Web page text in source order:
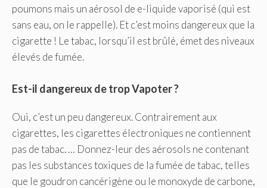
poumons mais un aérosol de e-liquide vaporisé (qui est
sans eau, on le rappelle). Et c’est moins dangereux que la
cigarette ! Le tabac, lorsqu’il est brûlé, émet des niveaux
élevés de fumée.
Est-il dangereux de trop Vapoter ?
Oui, c’est un peu dangereux. Contrairement aux
cigarettes, les cigarettes électroniques ne contiennent
pas de tabac. … Donnez-leur des aérosols ne contenant
pas les substances toxiques de la fumée de tabac, telles
que le goudron cancérigène ou le monoxyde de carbone,